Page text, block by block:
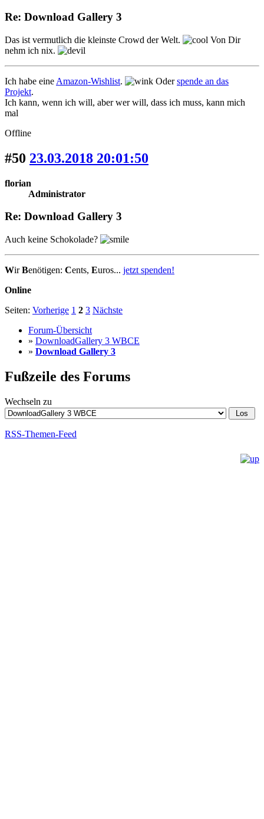
Re: Download Gallery 3
Das ist vermutlich die kleinste Crowd der Welt.
Von Dir
nehm ich nix.
Ich habe eine Amazon-Wishlist. Oderspende an das
Projekt.
Ich kann, wenn ich will, aber wer will, dass ich muss, kann mich
mal
Offline
#50 23.03.2018 20:01:50
florian
Administrator
Re: Download Gallery 3
Auch keine Schokolade?
WirBenötigen: Cents, Euros... jetzt spenden!
Online
Seiten: Vorherige 1 2 3 Nächste
Forum-Übersicht
» DownloadGallery 3 WBCE
» Download Gallery 3
Fußzeile des Forums
Wechseln zu
RSS-Themen-Feed